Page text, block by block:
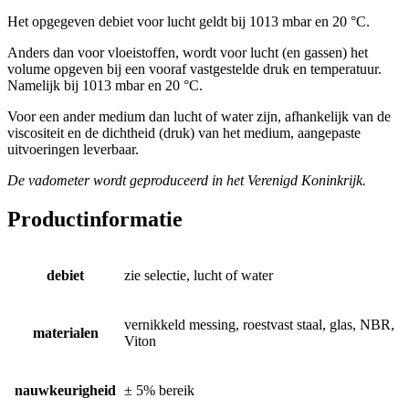
Het opgegeven debiet voor lucht geldt bij 1013 mbar en 20 °C.
Anders dan voor vloeistoffen, wordt voor lucht (en gassen) het
volume opgeven bij een vooraf vastgestelde druk en temperatuur.
Namelijk bij 1013 mbar en 20 °C.
Voor een ander medium dan lucht of water zijn, afhankelijk van de
viscositeit en de dichtheid (druk) van het medium, aangepaste
uitvoeringen leverbaar.
De vadometer wordt geproduceerd in het Verenigd Koninkrijk.
Productinformatie
debiet zie selectie, lucht of water
materialen
vernikkeld messing, roestvast staal, glas, NBR,
Viton
nauwkeurigheid ± 5% bereik